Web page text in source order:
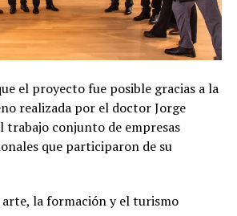
el proyecto fue posible gracias a la
realizada por el doctor Jorge
trabajo conjunto de empresas
que participaron de su
arte, la formación y el turismo